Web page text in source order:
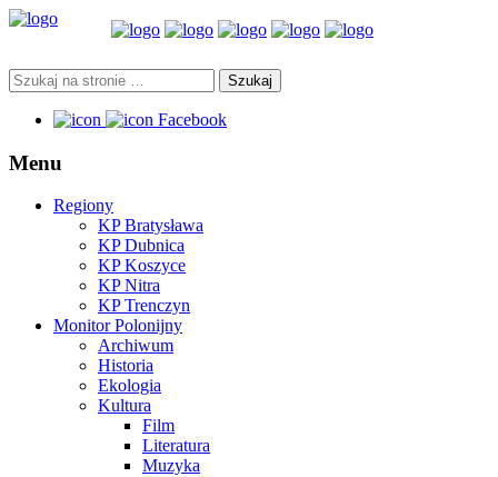
Facebook
Menu
Regiony
KP Bratysława
KP Dubnica
KP Koszyce
KP Nitra
KP Trenczyn
Monitor Polonijny
Archiwum
Historia
Ekologia
Kultura
Film
Literatura
Muzyka